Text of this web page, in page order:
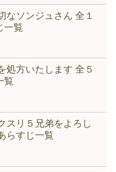
なソンジュさん 全１
一覧
処方いたします 全５
覧
スリ５兄弟をよろし
らすじ一覧